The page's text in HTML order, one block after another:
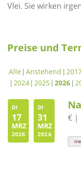
Vlei. Sie wirken
Preise und
Alle Anstehend
2024 2025 2026
DI
17
MRZ
2026
DI
31
MRZ
2026
€ |